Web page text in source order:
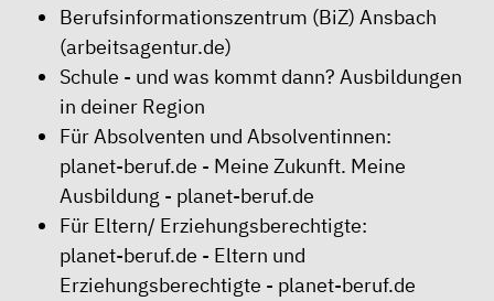
Berufsinformationszentrum (BiZ) Ansbach
(arbeitsagentur.de)
Schule - und was kommt dann? Ausbildungen
in deiner Region
Für Absolventen und Absolventinnen:
planet-beruf.de - Meine Zukunft. Meine
Ausbildung - planet-beruf.de
Für Eltern/ Erziehungsberechtigte:
planet-beruf.de - Eltern und
Erziehungsberechtigte - planet-beruf.de